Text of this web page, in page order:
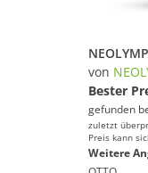
von
Bester
gefunden
zuletzt
Preis kann
Weitere